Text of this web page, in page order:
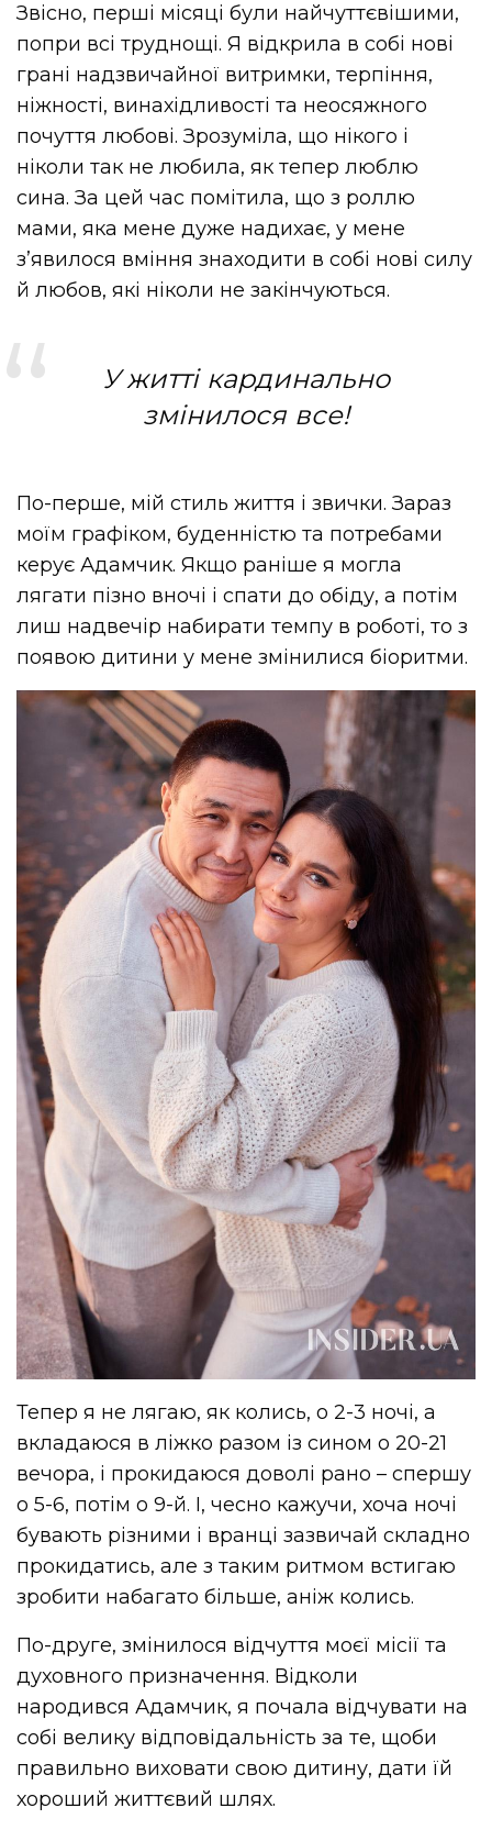
Звісно, перші місяці були найчуттєвішими,
попри всі труднощі. Я відкрила в собі нові
грані надзвичайної витримки, терпіння,
ніжності, винахідливості та неосяжного
почуття любові. Зрозуміла, що нікого і
ніколи так не любила, як тепер люблю
сина. За цей час помітила, що з роллю
мами, яка мене дуже надихає, у мене
зʼявилося вміння знаходити в собі нові силу
й любов, які ніколи не закінчуються.
У житті кардинально
змінилося все!
По-перше, мій стиль життя і звички. Зараз
моїм графіком, буденністю та потребами
керує Адамчик. Якщо раніше я могла
лягати пізно вночі і спати до обіду, а потім
лиш надвечір набирати темпу в роботі, то з
появою дитини у мене змінилися біоритми.
Тепер я не лягаю, як колись, о 2-3 ночі, а
вкладаюся в ліжко разом із сином о 20-21
вечора, і прокидаюся доволі рано – спершу
о 5-6, потім о 9-й. І, чесно кажучи, хоча ночі
бувають різними і вранці зазвичай складно
прокидатись, але з таким ритмом встигаю
зробити набагато більше, аніж колись.
По-друге, змінилося відчуття моєї місії та
духовного призначення. Відколи
народився Адамчик, я почала відчувати на
собі велику відповідальність за те, щоби
правильно виховати свою дитину, дати їй
хороший життєвий шлях.